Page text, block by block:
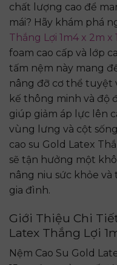
chất lượng cao để
mái? Hãy khám phá
Thắng Lợi 1m4 x 2m x
foam cao cấp và lớp
tấm nệm này mang
nâng đỡ cơ thể tuyệt
kế thông minh và độ
giúp giảm áp lực lên
vùng lưng và cột
cao su Gold Latex
sẽ tận hưởng một
nâng niu sức khỏe
gia đình.
Giới Thiệu Chi
Latex Thắng Lợi
Nệm Cao Su Gold